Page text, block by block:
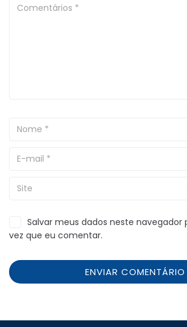
Salvar meus dados neste navegador
vez que eu comentar.